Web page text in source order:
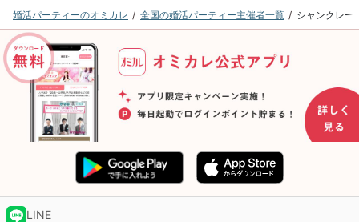
婚活パーティーのオミカレ 全国の婚活パーティー主催者一覧 シャンクレー
LINE